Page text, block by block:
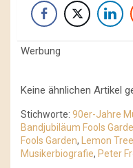
Werbung
Keine ähnlichen Artikel
Stichworte: 90er-Jahre
Bandjubiläum Fools
Fools Garden, Lemon Tree
Musikerbiografie, Peter